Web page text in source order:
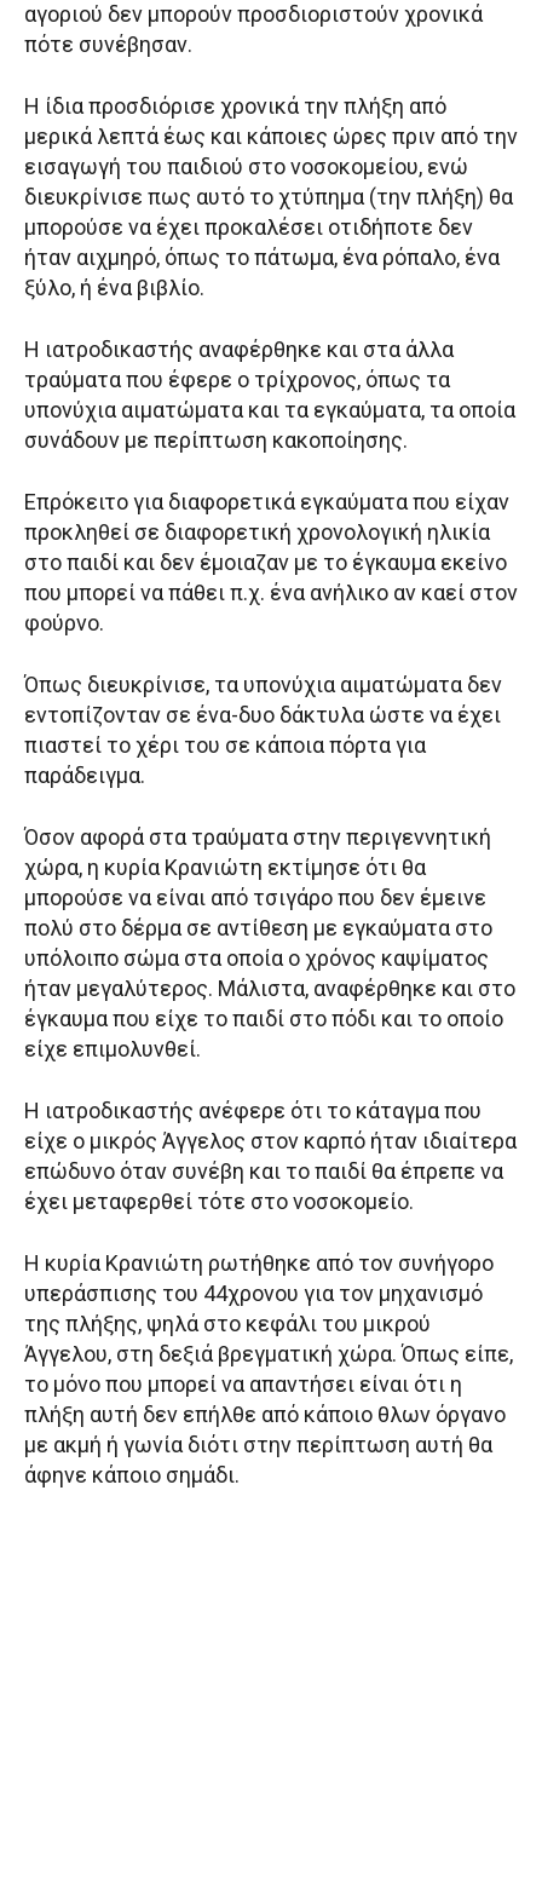
αγοριού δεν μπορούν προσδιοριστούν χρονικά
πότε συνέβησαν.
Η ίδια προσδιόρισε χρονικά την πλήξη από
μερικά λεπτά έως και κάποιες ώρες πριν από την
εισαγωγή του παιδιού στο νοσοκομείου, ενώ
διευκρίνισε πως αυτό το χτύπημα (την πλήξη) θα
μπορούσε να έχει προκαλέσει οτιδήποτε δεν
ήταν αιχμηρό, όπως το πάτωμα, ένα ρόπαλο, ένα
ξύλο, ή ένα βιβλίο.
Η ιατροδικαστής αναφέρθηκε και στα άλλα
τραύματα που έφερε ο τρίχρονος, όπως τα
υπονύχια αιματώματα και τα εγκαύματα, τα οποία
συνάδουν με περίπτωση κακοποίησης.
Επρόκειτο για διαφορετικά εγκαύματα που είχαν
προκληθεί σε διαφορετική χρονολογική ηλικία
στο παιδί και δεν έμοιαζαν με το έγκαυμα εκείνο
που μπορεί να πάθει π.χ. ένα ανήλικο αν καεί στον
φούρνο.
Όπως διευκρίνισε, τα υπονύχια αιματώματα δεν
εντοπίζονταν σε ένα-δυο δάκτυλα ώστε να έχει
πιαστεί το χέρι του σε κάποια πόρτα για
παράδειγμα.
Όσον αφορά στα τραύματα στην περιγεννητική
χώρα, η κυρία Κρανιώτη εκτίμησε ότι θα
μπορούσε να είναι από τσιγάρο που δεν έμεινε
πολύ στο δέρμα σε αντίθεση με εγκαύματα στο
υπόλοιπο σώμα στα οποία ο χρόνος καψίματος
ήταν μεγαλύτερος. Μάλιστα, αναφέρθηκε και στο
έγκαυμα που είχε το παιδί στο πόδι και το οποίο
είχε επιμολυνθεί.
Η ιατροδικαστής ανέφερε ότι το κάταγμα που
είχε ο μικρός Άγγελος στον καρπό ήταν ιδιαίτερα
επώδυνο όταν συνέβη και το παιδί θα έπρεπε να
έχει μεταφερθεί τότε στο νοσοκομείο.
Η κυρία Κρανιώτη ρωτήθηκε από τον συνήγορο
υπεράσπισης του 44χρονου για τον μηχανισμό
της πλήξης, ψηλά στο κεφάλι του μικρού
Άγγελου, στη δεξιά βρεγματική χώρα. Όπως είπε,
το μόνο που μπορεί να απαντήσει είναι ότι η
πλήξη αυτή δεν επήλθε από κάποιο θλων όργανο
με ακμή ή γωνία διότι στην περίπτωση αυτή θα
άφηνε κάποιο σημάδι.